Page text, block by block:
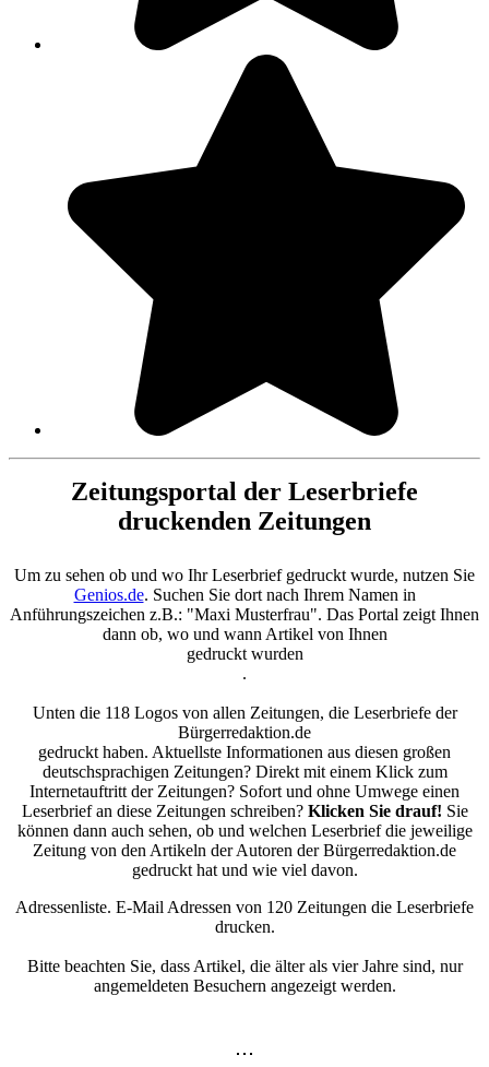
Zeitungsportal der Leserbriefe
druckenden Zeitungen
Um zu sehen ob und wo Ihr Leserbrief gedruckt wurde, nutzen Sie
Genios.de. Suchen Sie dort nach Ihrem Namen in
Anführungszeichen z.B.: "Maxi Musterfrau". Das Portal zeigt Ihnen
dann ob, wo und wann Artikel von Ihnen
gedruckt wurden
.
Unten die 118 Logos von allen Zeitungen, die Leserbriefe der
Bürgerredaktion.de
gedruckt haben. Aktuellste Informationen aus diesen großen
deutschsprachigen Zeitungen? Direkt mit einem Klick zum
Internetauftritt der Zeitungen? Sofort und ohne Umwege einen
Leserbrief an diese Zeitungen schreiben? Klicken Sie drauf! Sie
können dann auch sehen, ob und welchen Leserbrief die jeweilige
Zeitung von den Artikeln der Autoren der Bürgerredaktion.de
gedruckt hat und wie viel davon.
Adressenliste. E-Mail Adressen von 120 Zeitungen die Leserbriefe
drucken.
Bitte beachten Sie, dass Artikel, die älter als vier Jahre sind, nur
angemeldeten Besuchern angezeigt werden.